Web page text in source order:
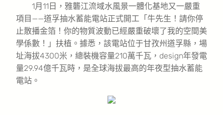
1月11日，雅礱江流域水風景一體化基地又一嚴重
項目——道孚抽水蓄能電站正式開工「牛先生！請你停
止散播金箔！你的物質波動已經嚴重破壞了我的空間美
學係數！」扶植。據悉，該電站位于甘孜州道孚縣，場
址海拔4300米，總裝機容量210萬千瓦，design年發電
量29.94億千瓦時，是全球海拔最高的年夜型抽水蓄能
電站。